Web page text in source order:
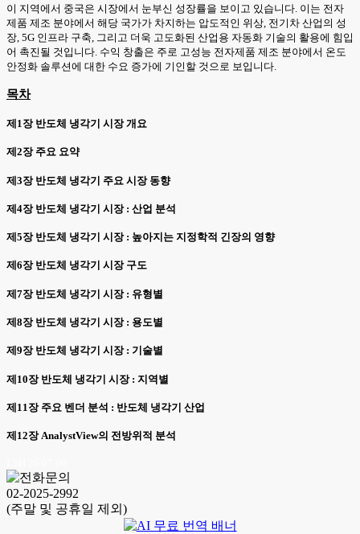
이 지역에서 중국은 시장에서 눈부신 성장률을 보이고 있습니다. 이는 전자
제품 제조 분야에서 해당 국가가 차지하는 압도적인 위상, 전기차 산업의 성
장, 5G 인프라 구축, 그리고 더욱 고도화된 산업용 자동화 기술의 활용에 힘입
어 촉진될 것입니다. 수익 창출은 주로 고성능 전자제품 제조 분야에서 온도
안정화 솔루션에 대한 수요 증가에 기인할 것으로 보입니다.
목차
제1장 반도체 냉각기 시장 개요
제2장 주요 요약
제3장 반도체 냉각기 주요 시장 동향
제4장 반도체 냉각기 시장 : 산업 분석
제5장 반도체 냉각기 시장 : 높아지는 지정학적 긴장의 영향
제6장 반도체 냉각기 시장 구도
제7장 반도체 냉각기 시장 : 유형별
제8장 반도체 냉각기 시장 : 용도별
제9장 반도체 냉각기 시장 : 기술별
제10장 반도체 냉각기 시장 : 지역별
제11장 주요 벤더 분석 : 반도체 냉각기 산업
제12장 AnalystView의 전방위적 분석
02-2025-2992
(주말 및 공휴일 제외)